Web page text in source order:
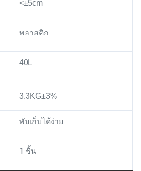
<±5cm
พลาสติก
40L
3.3KG±3%
พับเก็บได้ง่าย
1 ชิ้น